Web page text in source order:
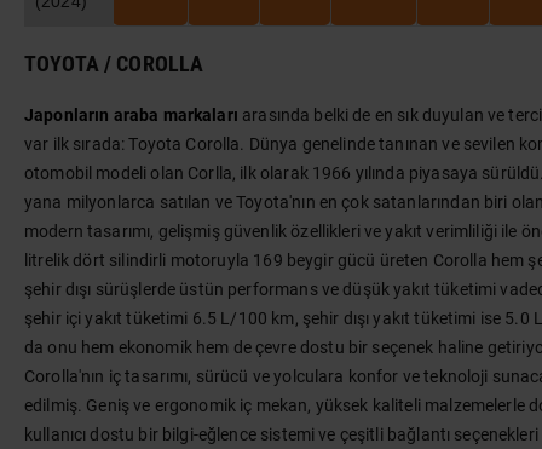
TOYOTA / COROLLA
Japonların araba markaları arasında belki de en sık duyulan ve
var ilk sırada: Toyota Corolla. Dünya genelinde tanınan ve sevilen
otomobil modeli olan Corlla, ilk olarak 1966 yılında piyasaya
yana milyonlarca satılan ve Toyota'nın en çok satanlarından biri
modern tasarımı, gelişmiş güvenlik özellikleri ve yakıt verimliliği ile
litrelik dört silindirli motoruyla 169 beygir gücü üreten Corolla hem
şehir dışı sürüşlerde üstün performans ve düşük yakıt tüketimi
şehir içi yakıt tüketimi 6.5 L/100 km, şehir dışı yakıt tüketimi ise 5.0
da onu hem ekonomik hem de çevre dostu bir seçenek haline
Corolla'nın iç tasarımı, sürücü ve yolculara konfor ve teknoloji
edilmiş. Geniş ve ergonomik iç mekan, yüksek kaliteli malzemelerle
kullanıcı dostu bir bilgi-eğlence sistemi ve çeşitli bağlantı